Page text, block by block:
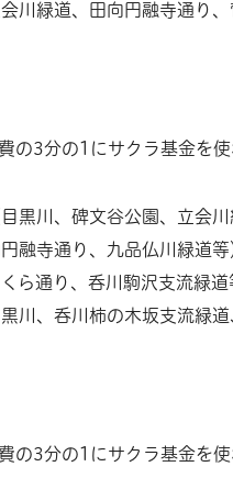
川緑道、田向円融寺通り、
の3分の1にサクラ基金を
黒川、碑文谷公園、立会川
融寺通り、九品仏川緑道等
ら通り、呑川駒沢支流緑道
川、呑川柿の木坂支流緑
の3分の1にサクラ基金を